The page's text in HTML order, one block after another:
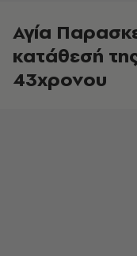
Αγία
κατάθεσή
43χρονου